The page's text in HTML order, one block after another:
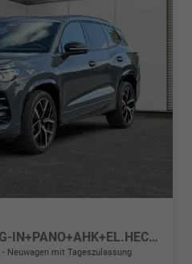
R-Line Edition Plus PLUG-IN+PANO+AHK+EL.HECKKL.+LED+PDC+20''LM
Neuwagen mit Tageszulassung